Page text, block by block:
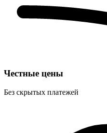
Честные цены
Без скрытых платежей